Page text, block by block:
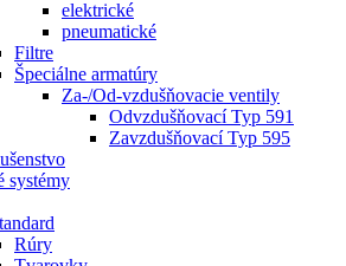
elektrické
pneumatické
Filtre
Špeciálne armatúry
Za-/Od-vzdušňovacie ventily
Odvzdušňovací Typ 591
Zavzdušňovací Typ 595
systémy
Rúry